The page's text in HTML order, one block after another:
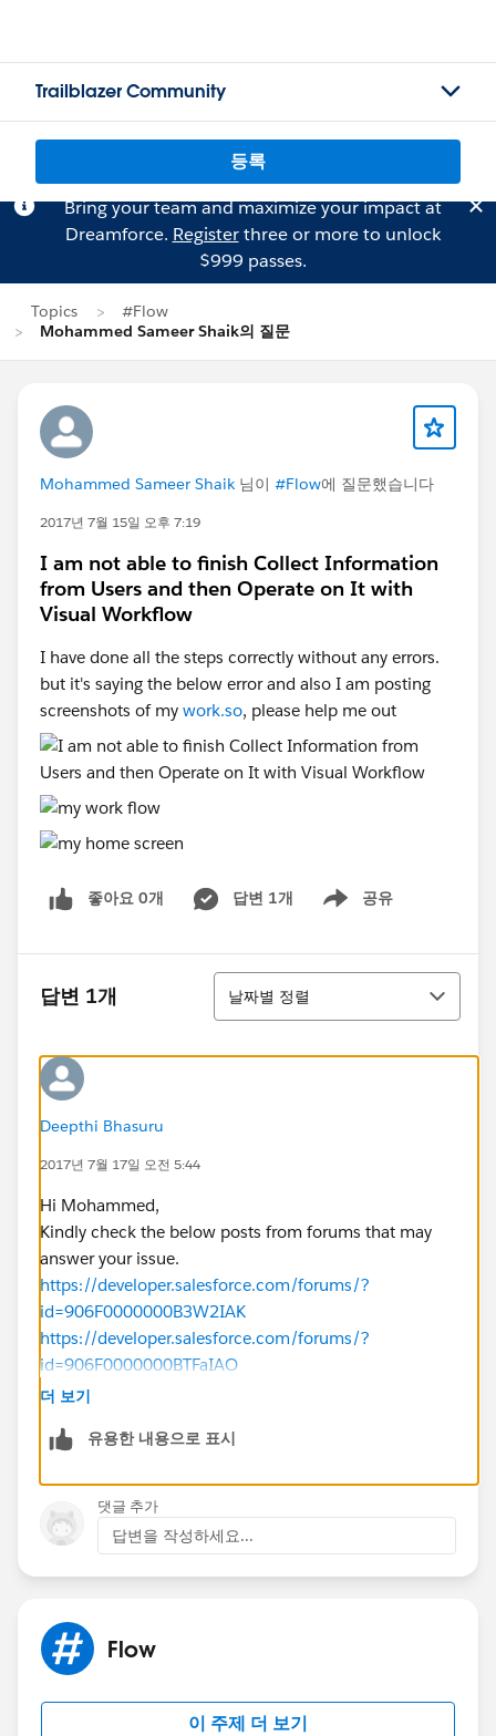
Trailblazer Community
등록
Bring your team and maximize your impact at
Dreamforce. Registerthree or more to unlock
$999 passes.
Topics
#Flow
Mohammed Sameer Shaik의 질문
Mohammed Sameer Shaik 님이 #Flow에 질문했습니다
2017년 7월 15일 오후 7:19
I am not able to finish Collect Information
from Users and then Operate on It with
Visual Workflow
I have done all the steps correctly without any errors.
but it's saying the below error and also I am posting
screenshots of my work.so, please help me out
좋아요 0개 답변 1개 공유
Show menu
답변 1개
정렬
날짜별 정렬
Deepthi Bhasuru
2017년 7월 17일 오전 5:44
Hi Mohammed,
Kindly check the below posts from forums that may
answer your issue.
https://developer.salesforce.com/forums/?
id=906F0000000B3W2IAK
https://developer.salesforce.com/forums/?
id=906F0000000BTFaIAO
https://developer.salesforce.com/forums/?
https://developer.salesforce.com/forums/?
https://developer.salesforce.com/forums/?
id=906F0000000B3yGIAS
Hope this helps you!
Thanks,
더 보기
유용한 내용으로 표시
댓글 추가
답변을 작성하세요...
Flow
이 주제 더 보기